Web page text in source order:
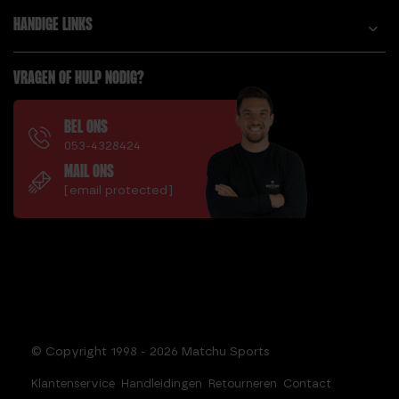
HANDIGE LINKS
VRAGEN OF HULP NODIG?
BEL ONS
053-4328424
MAIL ONS
[email protected]
© Copyright 1998 - 2026 Matchu Sports
Klantenservice Handleidingen Retourneren Contact